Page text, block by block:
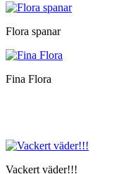
Flora spanar
Fina Flora
Vackert väder!!!